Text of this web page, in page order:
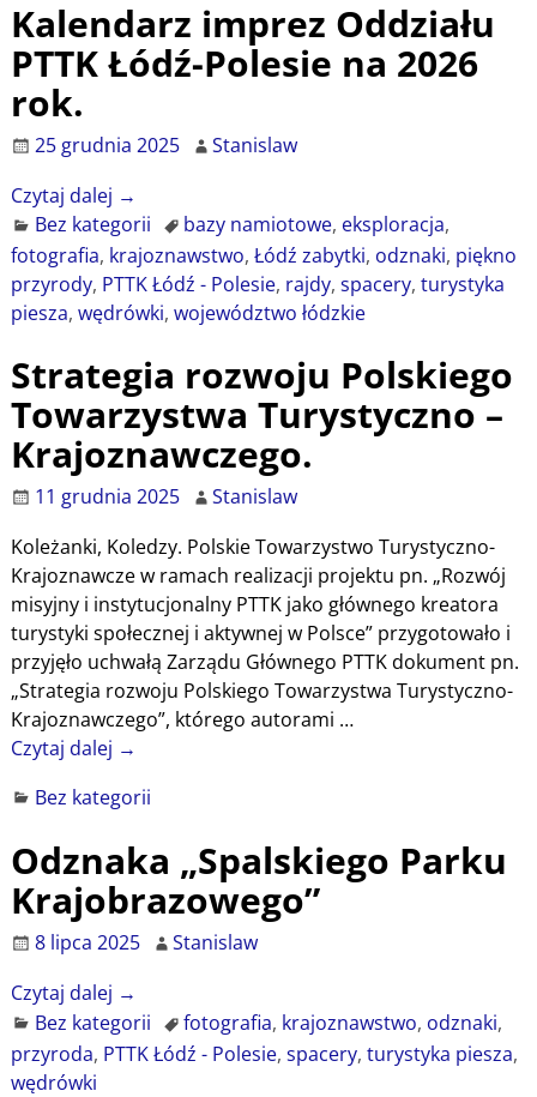
Kalendarz imprez Oddziału
PTTK Łódź-Polesie na 2026
rok.
25 grudnia 2025
Stanislaw
Czytaj dalej →
Bez kategorii
bazy namiotowe, eksploracja,
fotografia, krajoznawstwo, Łódź zabytki, odznaki, piękno
przyrody, PTTK Łódź - Polesie, rajdy, spacery, turystyka
piesza, wędrówki, województwo łódzkie
Strategia rozwoju Polskiego
Towarzystwa Turystyczno –
Krajoznawczego.
11 grudnia 2025
Stanislaw
Koleżanki, Koledzy. Polskie Towarzystwo Turystyczno-
Krajoznawcze w ramach realizacji projektu pn. „Rozwój
misyjny i instytucjonalny PTTK jako głównego kreatora
turystyki społecznej i aktywnej w Polsce” przygotowało i
przyjęło uchwałą Zarządu Głównego PTTK dokument pn.
„Strategia rozwoju Polskiego Towarzystwa Turystyczno-
Krajoznawczego”, którego autorami …
Czytaj dalej →
Bez kategorii
Odznaka „Spalskiego Parku
Krajobrazowego”
8 lipca 2025
Stanislaw
Czytaj dalej →
Bez kategorii
fotografia, krajoznawstwo, odznaki,
przyroda, PTTK Łódź - Polesie, spacery, turystyka piesza,
wędrówki